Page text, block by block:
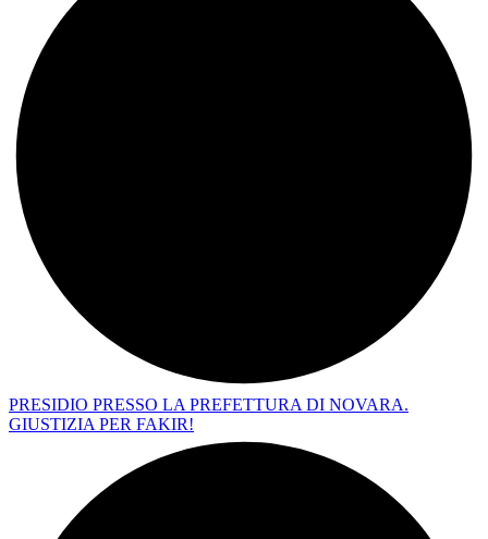
PRESIDIO PRESSO LA PREFETTURA DI NOVARA.
GIUSTIZIA PER FAKIR!